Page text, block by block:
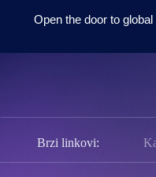
Open the door to
Alati
PodrškaBrzi linkovi: